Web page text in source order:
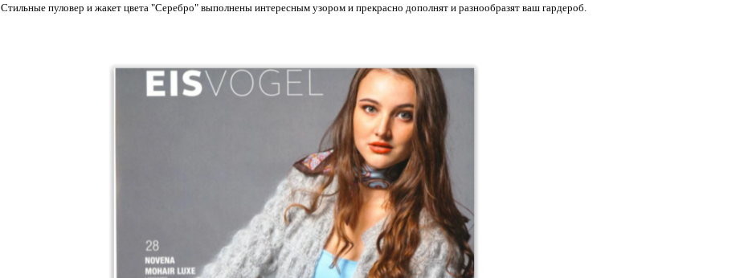
Стильные пуловер и жакет цвета "Серебро" выполнены интересным узором и прекрасно дополнят и разнообразят ваш гардероб.